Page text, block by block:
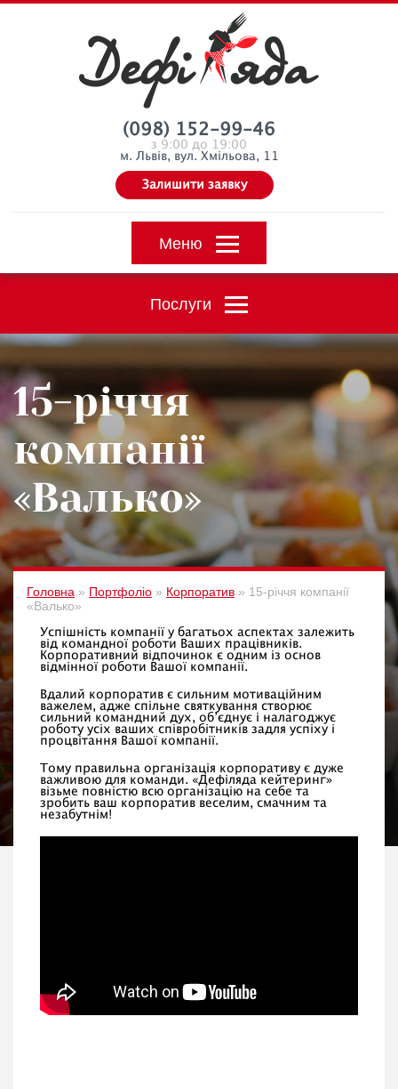
(098) 152-99-46
з 9:00 до 19:00
м. Львів, вул. Хмільова, 11
Залишити заявку
Меню
Послуги
15-річчя
компанії
«Валько»
Головна » Портфоліо » Корпоратив » 15-річчя компанії
«Валько»
Успішність компанії у багатьох аспектах залежить
від командної роботи Ваших працівників.
Корпоративний відпочинок є одним із основ
відмінної роботи Вашої компанії.
Вдалий корпоратив є сильним мотиваційним
важелем, адже спільне святкування створює
сильний командний дух, об’єднує і налагоджує
роботу усіх ваших співробітників задля успіху і
процвітання Вашої компанії.
Тому правильна організація корпоративу є дуже
важливою для команди. «Дефіляда кейтеринг»
візьме повністю всю організацію на себе та
зробить ваш корпоратив веселим, смачним та
незабутнім!